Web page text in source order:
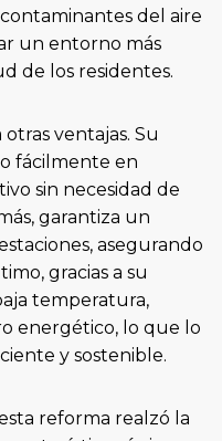
del aire
un entorno más
de los residentes.
ventajas. Su
fácilmente en
sin necesidad de
garantiza un
asegurando
gracias a su
temperatura,
energético, lo que lo
y sostenible.
reforma realzó la